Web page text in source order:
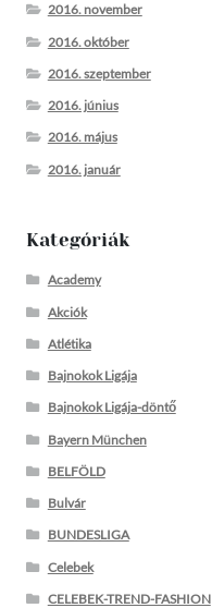
2016. november
2016. október
2016. szeptember
2016. június
2016. május
2016. január
Kategóriák
Academy
Akciók
Atlétika
Bajnokok Ligája
Bajnokok Ligája-döntő
Bayern München
BELFÖLD
Bulvár
BUNDESLIGA
Celebek
CELEBEK-TREND-FASHION